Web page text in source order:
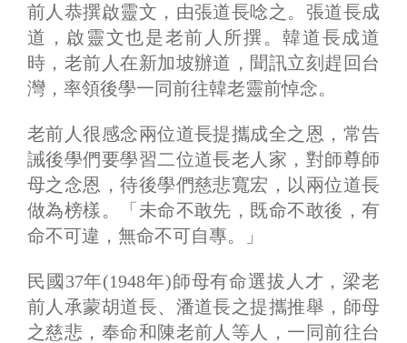
前人恭撰啟靈文，由張道長唸之。張道長成
道，啟靈文也是老前人所撰。韓道長成道
時，老前人在新加坡辦道，聞訊立刻趕回台
灣，率領後學一同前往韓老靈前悼念。
老前人很感念兩位道長提攜成全之恩，常告
誡後學們要學習二位道長老人家，對師尊師
母之念恩，待後學們慈悲寬宏，以兩位道長
做為榜樣。「未命不敢先，既命不敢後，有
命不可違，無命不可自專。」
民國37年(1948年)師母有命選拔人才，梁老
前人承蒙胡道長、潘道長之提攜推舉，師母
之慈悲，奉命和陳老前人等人，一同前往台